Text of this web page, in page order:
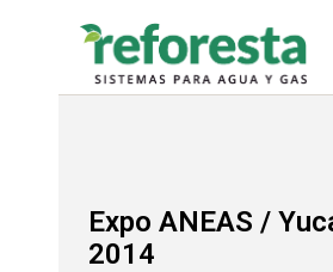
Expo ANEAS /
2014